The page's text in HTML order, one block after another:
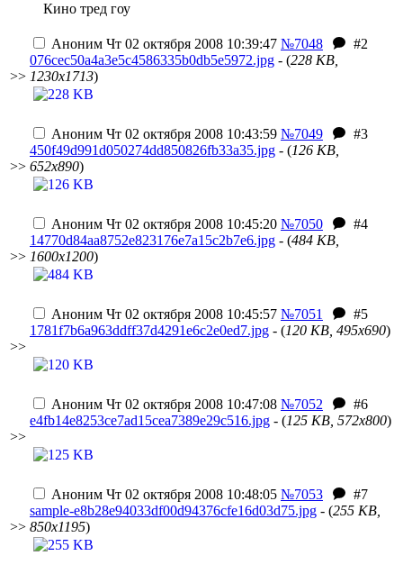
Кино тред гоу
>>
Аноним Чт 02 октября 2008 10:39:47 №7048
#2
076cec50a4a3e5c4586335b0db5e5972.jpg - (228 KB,
1230x1713)
>>
Аноним Чт 02 октября 2008 10:43:59 №7049
#3
450f49d991d050274dd850826fb33a35.jpg - (126 KB,
652x890)
>>
Аноним Чт 02 октября 2008 10:45:20 №7050
#4
14770d84aa8752e823176e7a15c2b7e6.jpg - (484 KB,
1600x1200)
>>
Аноним Чт 02 октября 2008 10:45:57 №7051
#5
1781f7b6a963ddff37d4291e6c2e0ed7.jpg - (120 KB, 495x690)
>>
Аноним Чт 02 октября 2008 10:47:08 №7052
#6
e4fb14e8253ce7ad15cea7389e29c516.jpg - (125 KB, 572x800)
>>
Аноним Чт 02 октября 2008 10:48:05 №7053
#7
sample-e8b28e94033df00d94376cfe16d03d75.jpg - (255 KB,
850x1195)